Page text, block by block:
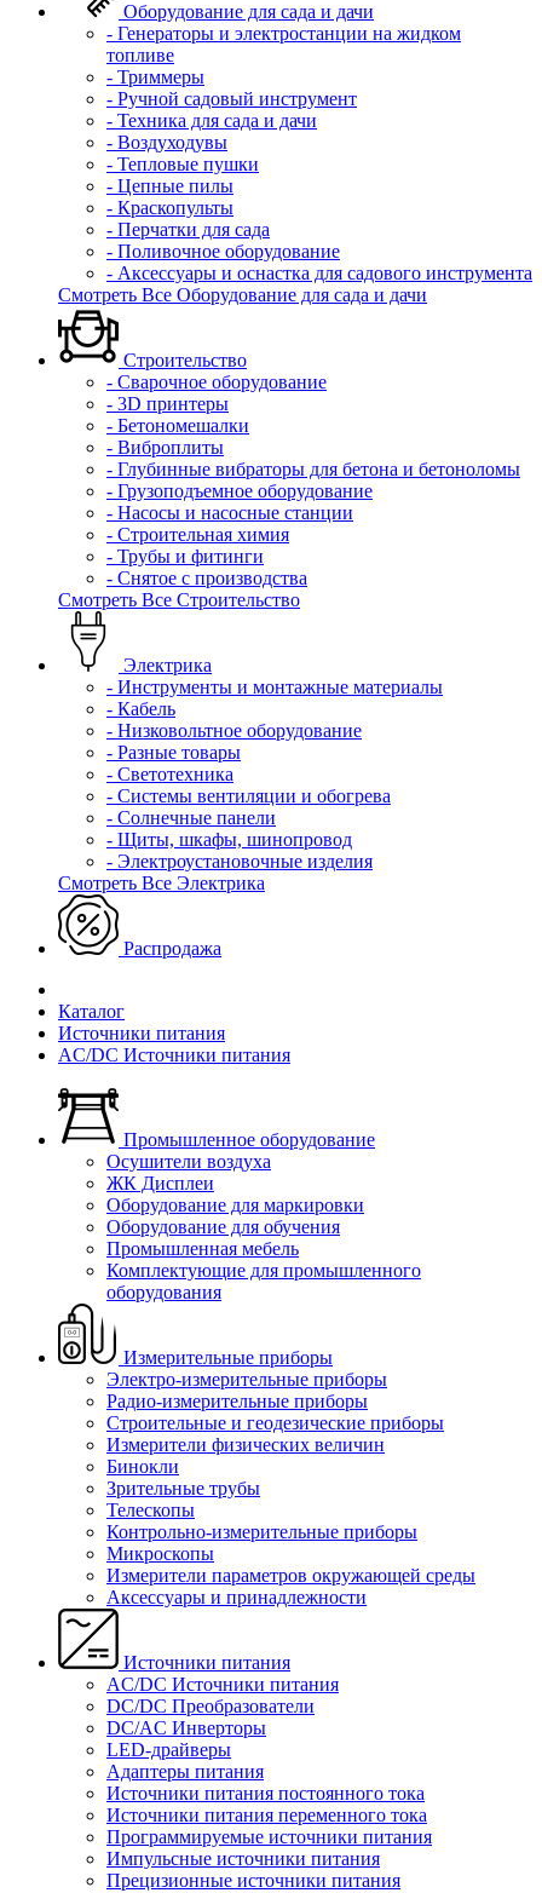
Оборудование для сада и дачи
- Генераторы и электростанции на жидком
топливе
- Триммеры
- Ручной садовый инструмент
- Техника для сада и дачи
- Воздуходувы
- Тепловые пушки
- Цепные пилы
- Краскопульты
- Перчатки для сада
- Поливочное оборудование
- Аксессуары и оснастка для садового инструмента
Смотреть Все Оборудование для сада и дачи
Строительство
- Сварочное оборудование
- 3D принтеры
- Бетономешалки
- Виброплиты
- Глубинные вибраторы для бетона и бетоноломы
- Грузоподъемное оборудование
- Насосы и насосные станции
- Строительная химия
- Трубы и фитинги
- Снятое с производства
Смотреть Все Строительство
Электрика
- Инструменты и монтажные материалы
- Кабель
- Низковольтное оборудование
- Разные товары
- Светотехника
- Системы вентиляции и обогрева
- Солнечные панели
- Щиты, шкафы, шинопровод
- Электроустановочные изделия
Смотреть Все Электрика
Распродажа
Каталог
Источники питания
AC/DC Источники питания
Промышленное оборудование
Осушители воздуха
ЖК Дисплеи
Оборудование для маркировки
Оборудование для обучения
Промышленная мебель
Комплектующие для промышленного
оборудования
Измерительные приборы
Электро-измерительные приборы
Радио-измерительные приборы
Строительные и геодезические приборы
Измерители физических величин
Бинокли
Зрительные трубы
Телескопы
Контрольно-измерительные приборы
Микроскопы
Измерители параметров окружающей среды
Аксессуары и принадлежности
Источники питания
AC/DC Источники питания
DC/DC Преобразователи
DC/AC Инверторы
LED-драйверы
Адаптеры питания
Источники питания постоянного тока
Источники питания переменного тока
Программируемые источники питания
Импульсные источники питания
Прецизионные источники питания